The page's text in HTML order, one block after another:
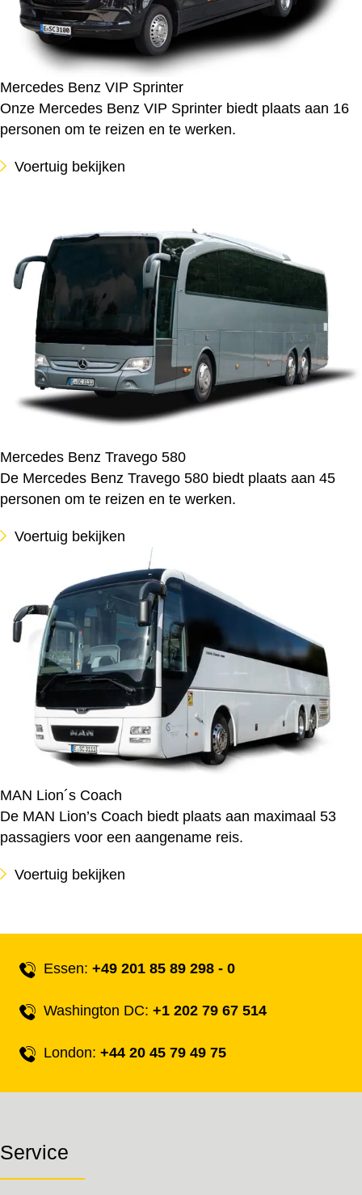
Mercedes Benz VIP Sprinter
Onze Mercedes Benz VIP Sprinter biedt plaats aan 16
personen om te reizen en te werken.
Voertuig bekijken
Mercedes Benz Travego 580
De Mercedes Benz Travego 580 biedt plaats aan 45
personen om te reizen en te werken.
Voertuig bekijken
MAN Lion´s Coach
De MAN Lion’s Coach biedt plaats aan maximaal 53
passagiers voor een aangename reis.
Voertuig bekijken
Essen:+49 201 85 89 298 - 0
Washington DC:+1 202 79 67 514
London:+44 20 45 79 49 75
Service